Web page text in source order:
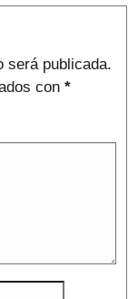
será publicada.
con *